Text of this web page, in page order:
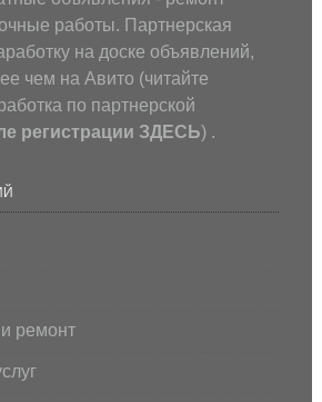
работы. Партнерская
на доске объявлений,
чем на Авито (читайте
по партнерской
регистрации ЗДЕСЬ) .
ремонт